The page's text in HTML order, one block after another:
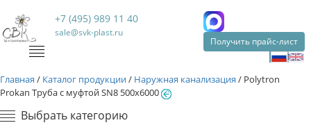
+7 (495) 989 11 40
sale@svk-plast.ru
Получить прайс-лист
Главная / Каталог продукции/ Наружная канализация / Polytron
Prokan Труба с муфтой SN8 500x6000
Выбрать категорию